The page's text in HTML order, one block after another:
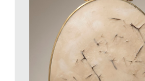
facilità e che proprio per questo risultano
termine e più difficili da debellare. Spesso
visibilmente riconoscibili perché si
sottili modalità di persuasione che si
nella sfera privata, anche se poi
universale. A queste forme di
nessuno, indipendentemente dal contesto